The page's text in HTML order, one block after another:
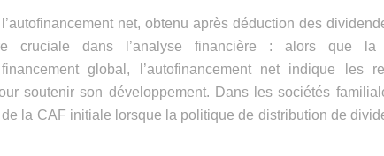
net, obtenu après déduction des
cruciale dans l’analyse financière : alors que la
global, l’autofinancement net indique les
soutenir son développement. Dans les sociétés
la CAF initiale lorsque la politique de distribution de